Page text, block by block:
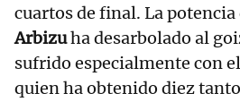
cuartos de final. La
Arbizuha desarbolado al
sufrido especialmente con
quien ha obtenido diez